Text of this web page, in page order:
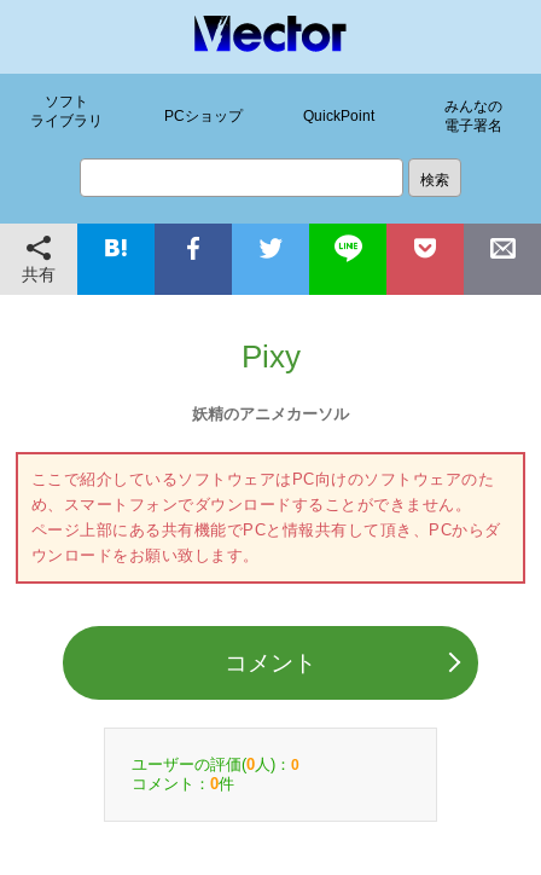
ソフト
ライブラリ
PCショップ QuickPoint
みんなの
電子署名
共有
Pixy
妖精のアニメカーソル
ここで紹介しているソフトウェアはPC向けのソフトウェアのた
め、スマートフォンでダウンロードすることができません。
ページ上部にある共有機能でPCと情報共有して頂き、PCからダ
ウンロードをお願い致します。
コメント
ユーザーの評価(0 人)： 0
コメント： 0件